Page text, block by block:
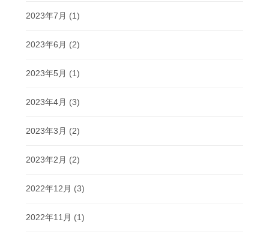
2023年7月 (1)
2023年6月 (2)
2023年5月 (1)
2023年4月 (3)
2023年3月 (2)
2023年2月 (2)
2022年12月 (3)
2022年11月 (1)